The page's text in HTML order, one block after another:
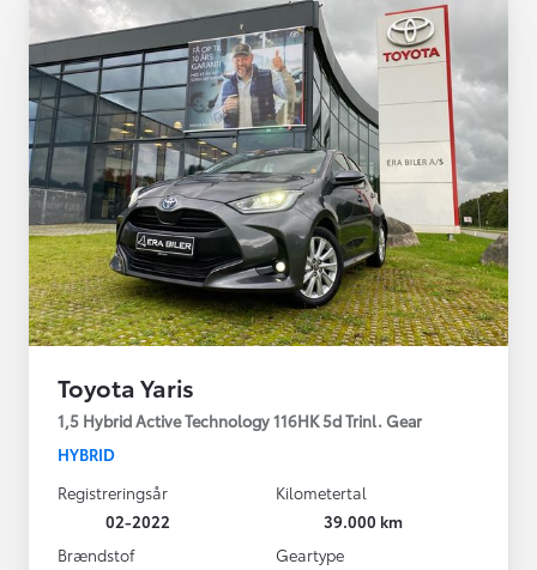
Toyota Yaris
1,5 Hybrid Active Technology 116HK 5d Trinl. Gear
HYBRID
Registreringsår
02-2022
Kilometertal
39.000 km
Brændstof
Geartype